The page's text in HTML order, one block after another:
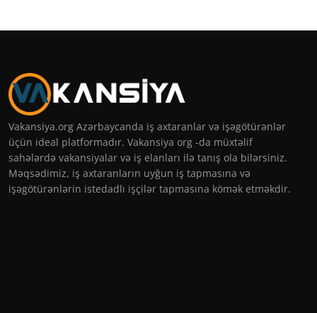
Vakansiya.org Azərbaycanda iş axtaranlar və işəgötürənlər
üçün ideal platformadır. Vakansiya org -da müxtəlif
sahələrdə vakansiyalar və iş elanları ilə tanış ola bilərsiniz.
Məqsədimiz, iş axtaranların uyğun iş tapmasına və
işəgötürənlərin istedadlı işçilər tapmasına kömək etməkdir.